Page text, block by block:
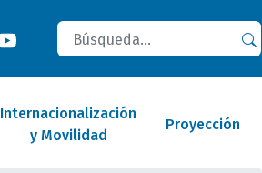
Buscar
Internacionalización
y Movilidad
Proyección